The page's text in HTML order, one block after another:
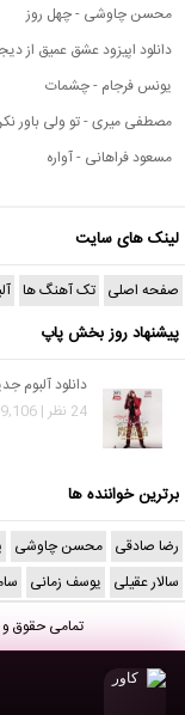
محسن چاوشی - چهل روز
دانلود اپیزود عشق عمیق از
یونس فرجام - چشمات
مصطفی میری - تو ولی باور
مسعود فراهانی - آواره
لینک های سایت
صفحه اصلی تک آهنگ ها
پیشنهاد روز بخش پاپ
دانلود آلبوم
24 نظر | 19,106 بازدید
برترین خواننده ها
رضا صادقی محسن چاوشی
سالار عقیلی یوسف زمانی
تمامی حقوق و